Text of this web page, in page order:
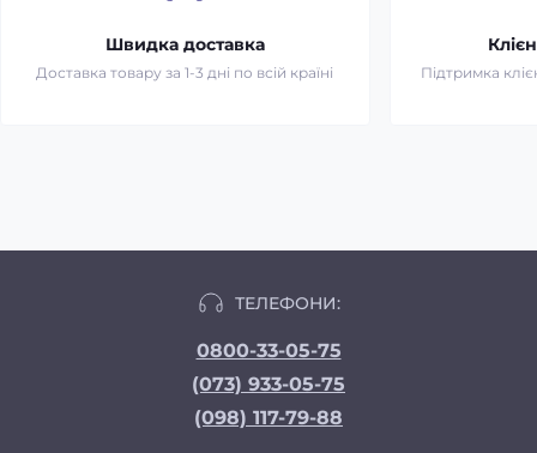
Швидка доставка
Доставка товару за 1-3 дні по всій країні Підтримка
ТЕЛЕФОНИ:
0800-33-05-75
(073) 933-05-75
(098) 117-79-88